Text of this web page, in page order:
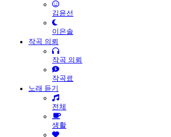
김윤선
이은솔
작곡 의뢰
작곡 의뢰
작곡료
노래 듣기
전체
생활